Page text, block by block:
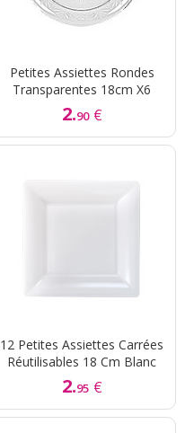
Petites Assiettes Rondes
Transparentes 18cm X6
2.90 €
12 Petites Assiettes Carrées
Réutilisables 18 Cm Blanc
2.95 €